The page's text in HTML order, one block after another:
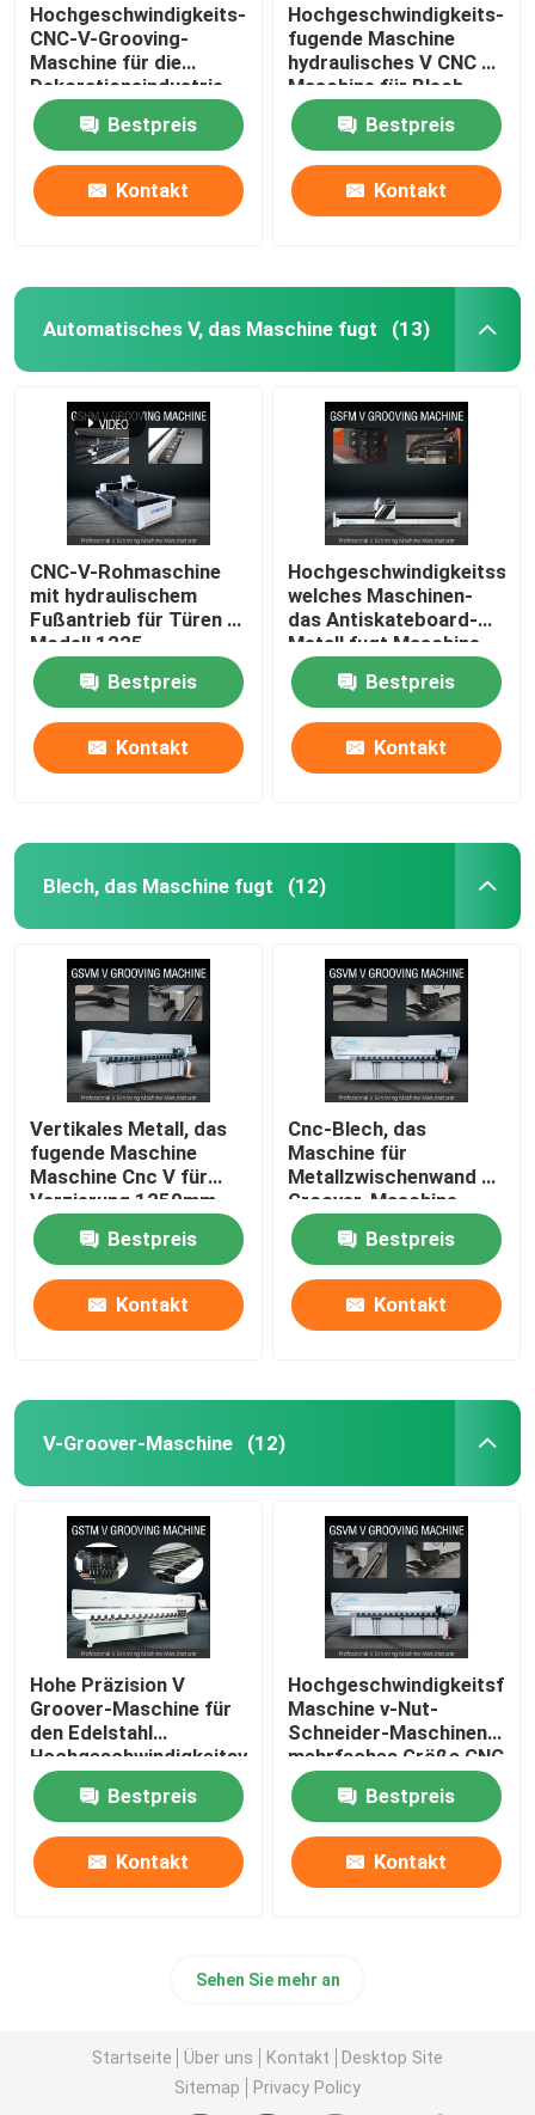
Hochgeschwindigkeits-
CNC-V-Grooving-
Maschine für die
Dekorationsindustrie
aus Edelstahl - Modell
1225
Bestpreis
Kontakt
Hochgeschwindigkeits-
fugende Maschine
hydraulisches V CNC V
Maschine für Blech
1225 fugend
Bestpreis
Kontakt
Automatisches V, das Maschine fugt (13)
CNC-V-Rohmaschine
mit hydraulischem
Fußantrieb für Türen -
Modell 1225
Bestpreis
Kontakt
welches Maschinen-
das Antiskateboard-
Metall fugt Maschine
1232 fugt
Bestpreis
Kontakt
Blech, das Maschine fugt (12)
Vertikales Metall, das
fugende Maschine
Maschine Cnc V für
Verzierung 1250mm
fugt
Bestpreis
Kontakt
Cnc-Blech, das
Maschine für
Metallzwischenwand V
Groover-Maschine
1240 fugt
Bestpreis
Kontakt
V-Groover-Maschine (12)
Hohe Präzision V
Groover-Maschine für
den Edelstahl
Hochgeschwindigkeitsv
Maschine fugend
Bestpreis
Kontakt
Maschine v-Nut-
Schneider-Maschinen-
mehrfaches Größe CNC
V
Bestpreis
Kontakt
Sehen Sie mehr an
Startseite Über uns Kontakt
Desktop Site
Sitemap
Privacy Policy